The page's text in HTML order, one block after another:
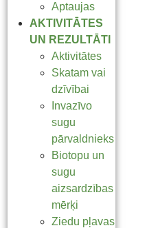
Aptaujas
AKTIVITĀTES
UN REZULTĀTI
Aktivitātes
Skatam vai
dzīvībai
Invazīvo
sugu
pārvaldnieks
Biotopu un
sugu
aizsardzības
mērķi
Ziedu pļavas